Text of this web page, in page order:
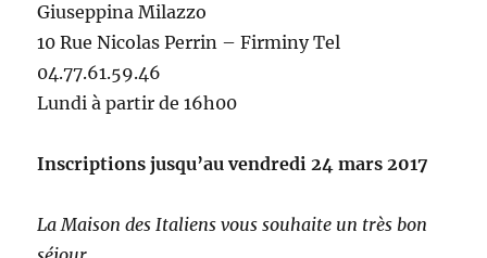
Giuseppina Milazzo
10 Rue Nicolas Perrin – Firminy Tel
04.77.61.59.46
Lundi à partir de 16h00
Inscriptions jusqu’au vendredi 24 mars 2017
La Maison des Italiens vous souhaite un très bon